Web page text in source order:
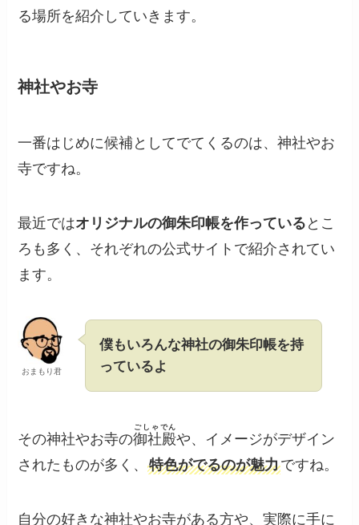
る場所を紹介していきます。
神社やお寺
一番はじめに候補としてでてくるのは、神社やお
寺ですね。
最近ではオリジナルの御朱印帳を作っている とこ
ろも多く、それぞれの公式サイトで紹介されてい
ます。
おまもり君
僕もいろんな神社の御朱印帳を持
っているよ
その神社やお寺の御社殿
ごしゃでん
や、イメージがデザイン
されたものが多く、特色がでるのが魅力ですね。
自分の好きな神社やお寺がある方や、実際に手に